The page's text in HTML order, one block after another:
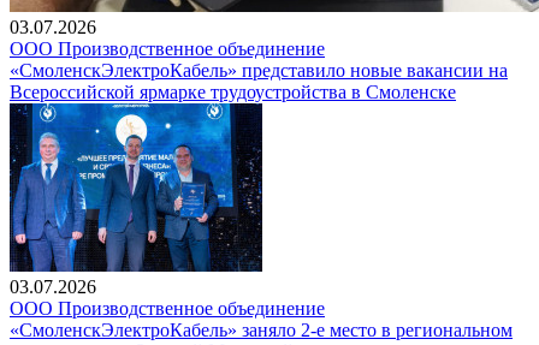
03.07.2026
ООО Производственное объединение
«СмоленскЭлектроКабель» представило новые вакансии на
Всероссийской ярмарке трудоустройства в Смоленске
03.07.2026
ООО Производственное объединение
«СмоленскЭлектроКабель» заняло 2-е место в региональном